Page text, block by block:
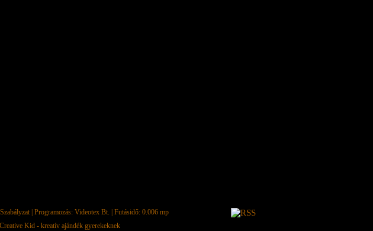
| Programozás: Videotex Bt. | Futásidő: 0.006 mp
Creative Kid - kreatív ajándék gyerekeknek